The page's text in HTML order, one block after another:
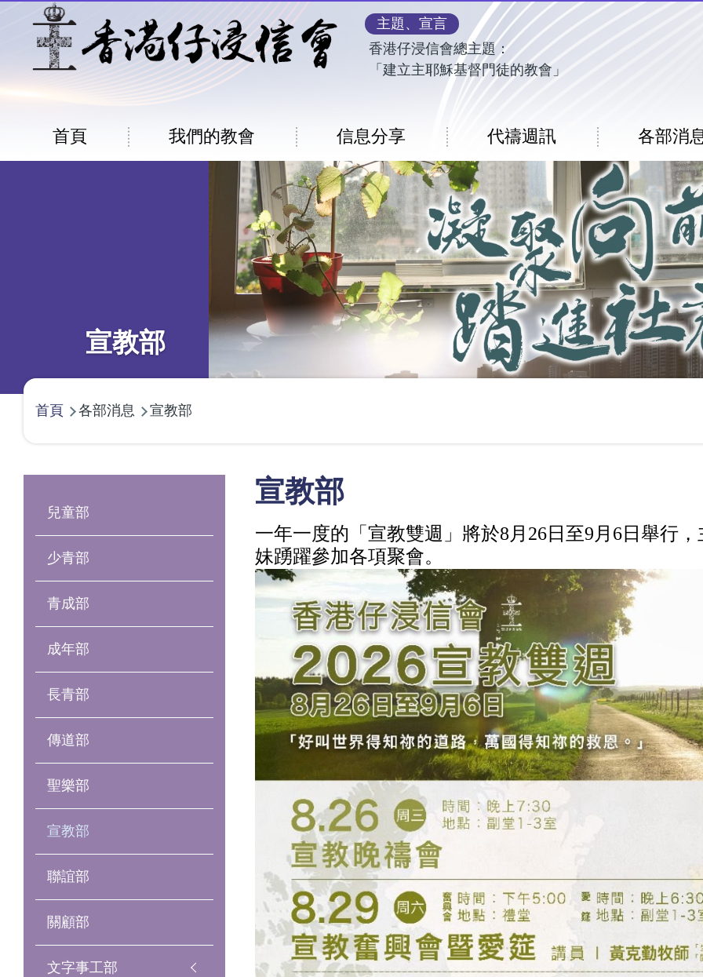
移至主內容
主題、宣言
香港仔浸信會總主題：
「建立主耶穌基督門徒的教會」
Main
navigation
首頁 我們的教會 信息分享 代禱週訊 各部消
宣教部
航
結
首頁 各部消息 宣教部
宣教部
一年一度的「宣教雙週」將於8月26日至9月6日舉行
妹踴躍參加各項聚會。
navigation
兒童部
少青部
青成部
成年部
長青部
傳道部
聖樂部
宣教部
聯誼部
關顧部
文字事工部